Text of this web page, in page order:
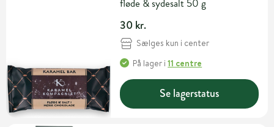
fløde & sydesalt 50 g
30 kr.
Sælges kun i center
På lager i11 centre
Se lagerstatus